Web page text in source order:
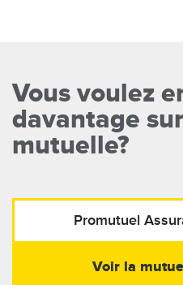
Vous voulez
davantage
mutuelle?
Promutuel
Voir la